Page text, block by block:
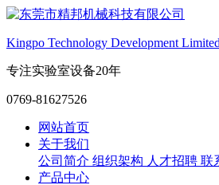
Kingpo Technology Development Limited
专注实验室设备20年
0769-81627526
网站首页
关于我们
公司简介 组织架构 人才招聘 联
产品中心